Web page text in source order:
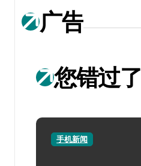
广告
您错过了
手机新闻